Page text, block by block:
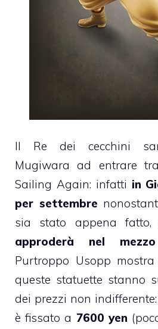
Il Re dei cecchini
Mugiwara ad entrare
Sailing Again: infatti in
per settembre
sia stato appena fatto,
approderà nel
Purtroppo Usopp
queste statuette stanno
dei prezzi non
è fissato a 7600 yen